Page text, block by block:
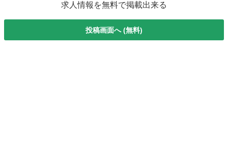
求人情報を無料で掲載出来る
投稿画面へ (無料)